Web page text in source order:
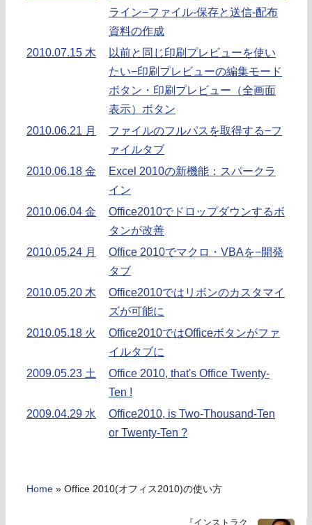
ライン−ファイル-保存と送信-配布
資料の作成
2010.07.15 木
以前と同じ印刷プレビューを使い
たい−印刷プレビューの編集モード
ボタン・印刷プレビュー（全画面
表示）ボタン
2010.06.21 月
ファイルのフルパスを取得する−フ
ァイルタブ
2010.06.18 金
Excel 2010の新機能：スパークラ
イン
2010.06.04 金
Office2010でドロップダウンするボ
タンが改善
2010.05.24 月
Office 2010でマクロ・VBAを−開発
タブ
2010.05.20 木
Office2010ではリボンのカスタマイ
ズが可能に
2010.05.18 火
Office2010ではOfficeボタンがファ
イルタブに
2009.05.23 土
Office 2010, that's Office Twenty-
Ten !
2009.04.29 水
Office2010, is Two-Thousand-Ten
or Twenty-Ten ?
Home » Office 2010(オフィス2010)の使い方
『インストラク